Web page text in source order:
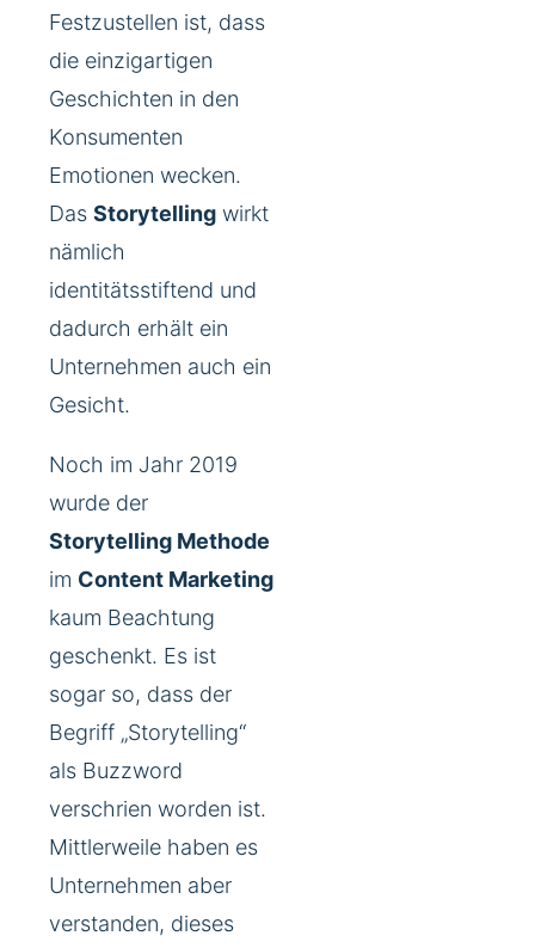
Festzustellen ist, dass
die einzigartigen
Geschichten in den
Konsumenten
Emotionen wecken.
Das Storytelling wirkt
nämlich
identitätsstiftend und
dadurch erhält ein
Unternehmen auch ein
Gesicht.
Noch im Jahr 2019
wurde der
Storytelling Methode
im Content Marketing
kaum Beachtung
geschenkt. Es ist
sogar so, dass der
Begriff „Storytelling“
als Buzzword
verschrien worden ist.
Mittlerweile haben es
Unternehmen aber
verstanden, dieses